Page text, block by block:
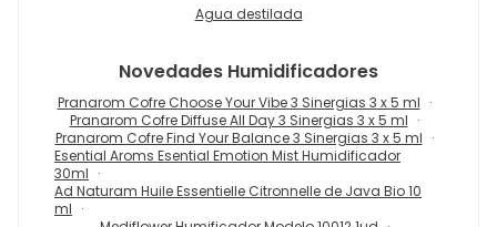
Agua destilada
Novedades Humidificadores
Pranarom Cofre Choose Your Vibe 3 Sinergias 3 x 5 ml
Pranarom Cofre Diffuse All Day 3 Sinergias 3 x 5 ml
Pranarom Cofre Find Your Balance 3 Sinergias 3 x 5 ml
Esential Aroms Esential Emotion Mist Humidificador
30ml
Ad Naturam Huile Essentielle Citronnelle de Java Bio 10
ml